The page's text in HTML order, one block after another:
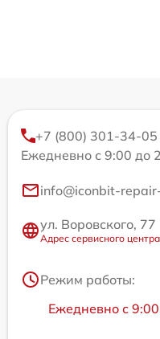
+7 (800) 301-34-05
Ежедневно с 9:00 до
info@iconbit-
ул. Воровского, 77
Адрес сервисного
Режим работы:
Ежедневно с